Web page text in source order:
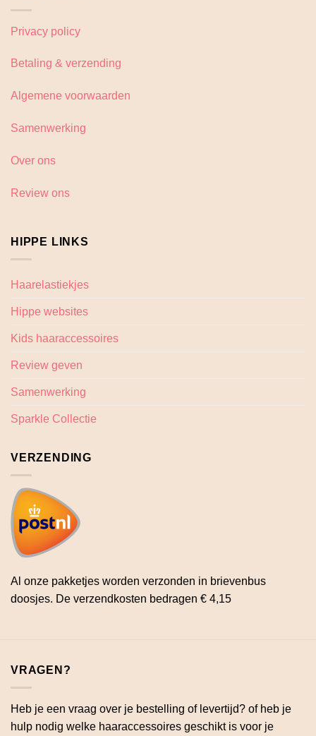
Privacy policy
Betaling & verzending
Algemene voorwaarden
Samenwerking
Over ons
Review ons
HIPPE LINKS
Haarelastiekjes
Hippe websites
Kids haaraccessoires
Review geven
Samenwerking
Sparkle Collectie
VERZENDING
Al onze pakketjes worden verzonden in brievenbus
doosjes. De verzendkosten bedragen € 4,15
VRAGEN?
Heb je een vraag over je bestelling of levertijd? of heb je
hulp nodig welke haaraccessoires geschikt is voor je